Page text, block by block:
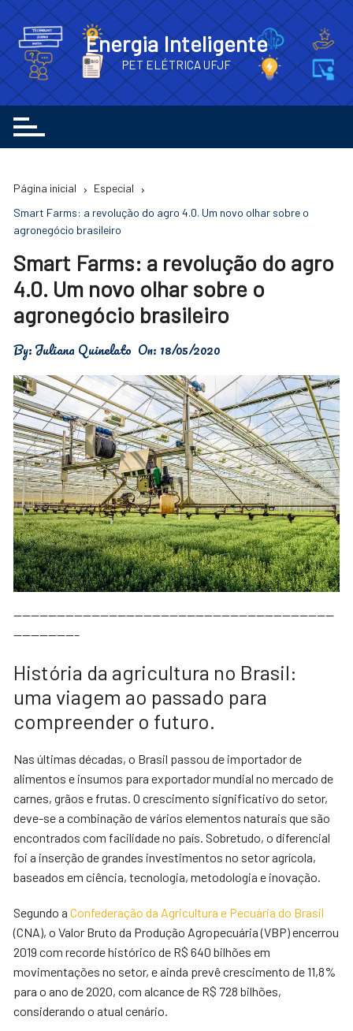
para
o
conteúdo
Energia Inteligente
PET ELÉTRICA UFJF
Página inicial
Especial
Smart Farms: a revolução do agro 4.0. Um novo olhar sobre o
agronegócio brasileiro
Smart Farms: a revolução do agro
4.0. Um novo olhar sobre o
agronegócio brasileiro
By:Juliana Quinelato On: 18/05/2020
—————————————————————————————————————
———————–
História da agricultura no Brasil:
uma viagem ao passado para
compreender o futuro.
Nas últimas décadas, o Brasil passou de importador de
alimentos e insumos para exportador mundial no mercado de
carnes, grãos e frutas. O crescimento significativo do setor,
deve-se a combinação de vários elementos naturais que são
encontrados com facilidade no país. Sobretudo, o diferencial
foi a inserção de grandes investimentos no setor agrícola,
baseados em ciência, tecnologia, metodologia e inovação.
Segundo aConfederação da Agricultura e Pecuária do Brasil
(CNA), o Valor Bruto da Produção Agropecuária (VBP) encerrou
2019 com recorde histórico de R$ 640 bilhões em
movimentações no setor, e ainda prevê crescimento de 11,8%
para o ano de 2020, com alcance de R$ 728 bilhões,
considerando o atual cenário.